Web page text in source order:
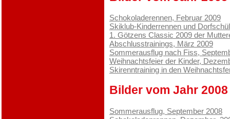
Schokoladerennen, Februar 2009
Skiklub-Kinderrennen und
1. Götzens Classic 2009 der
Abschlusstrainings, März 2009
Sommerausflug nach Fiss,
Weihnachtsfeier der Kinder,
Skirenntraining in den
Bilder vom Jahr 2008
Sommerausflug, September 2008